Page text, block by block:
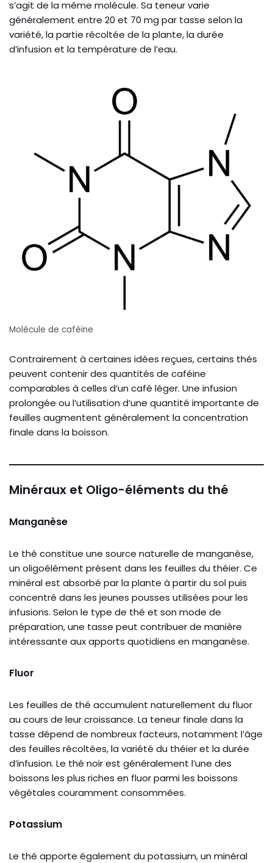
s’agit de la même molécule. Sa teneur varie
généralement entre 20 et 70 mg par tasse selon la
variété, la partie récoltée de la plante, la durée
d’infusion et la température de l’eau.
Molécule de caféine
Contrairement à certaines idées reçues, certains thés
peuvent contenir des quantités de caféine
comparables à celles d’un café léger. Une infusion
prolongée ou l’utilisation d’une quantité importante de
feuilles augmentent généralement la concentration
finale dans la boisson.
Minéraux et Oligo-éléments du thé
Manganèse
Le thé constitue une source naturelle de manganèse,
un oligoélément présent dans les feuilles du théier. Ce
minéral est absorbé par la plante à partir du sol puis
concentré dans les jeunes pousses utilisées pour les
infusions. Selon le type de thé et son mode de
préparation, une tasse peut contribuer de manière
intéressante aux apports quotidiens en manganèse.
Fluor
Les feuilles de thé accumulent naturellement du fluor
au cours de leur croissance. La teneur finale dans la
tasse dépend de nombreux facteurs, notamment l’âge
des feuilles récoltées, la variété du théier et la durée
d’infusion. Le thé noir est généralement l’une des
boissons les plus riches en fluor parmi les boissons
végétales couramment consommées.
Potassium
Le thé apporte également du potassium, un minéral